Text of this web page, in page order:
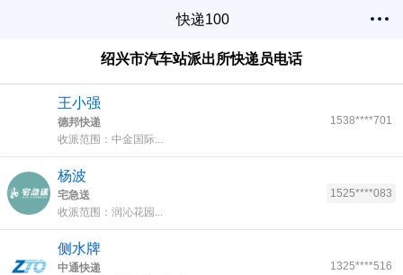
快递100
绍兴市汽车站派出所快递员电话
王小强
德邦快递
收派范围：中金国际...
1538****701
杨波
宅急送
收派范围：润沁花园...
1525****083
侧水牌
中通快递
1325****516